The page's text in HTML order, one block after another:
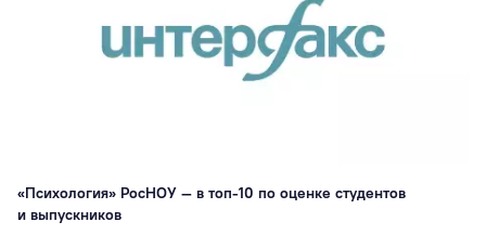
«Психология» РосНОУ — в топ-10 по оценке студентов
и выпускников